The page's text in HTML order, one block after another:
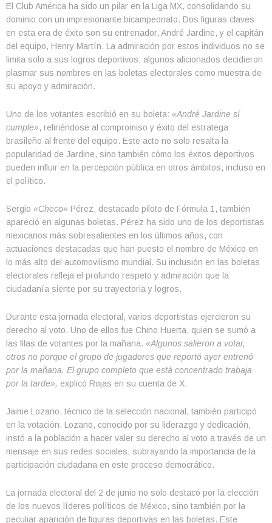
El Club América ha sido un pilar en la Liga MX, consolidando su
dominio con un impresionante bicampeonato. Dos figuras claves
en esta era de éxito son su entrenador, André Jardine, y el capitán
del equipo, Henry Martín. La admiración por estos individuos no se
limita solo a sus logros deportivos; algunos aficionados decidieron
plasmar sus nombres en las boletas electorales como muestra de
su apoyo y admiración.
Uno de los votantes escribió en su boleta: «André Jardine sí
cumple», refiriéndose al compromiso y éxito del estratega
brasileño al frente del equipo. Este acto no solo resalta la
popularidad de Jardine, sino también cómo los éxitos deportivos
pueden influir en la percepción pública en otros ámbitos, incluso en
el político.
Sergio «Checo» Pérez, destacado piloto de Fórmula 1, también
apareció en algunas boletas. Pérez ha sido uno de los deportistas
mexicanos más sobresalientes en los últimos años, con
actuaciones destacadas que han puesto el nombre de México en
lo más alto del automovilismo mundial. Su inclusión en las boletas
electorales refleja el profundo respeto y admiración que la
ciudadanía siente por su trayectoria y logros.
Durante esta jornada electoral, varios deportistas ejercieron su
derecho al voto. Uno de ellos fue Chino Huerta, quien se sumó a
las filas de votantes por la mañana. «Algunos salieron a votar,
otros no porque el grupo de jugadores que reportó ayer entrenó
por la mañana. El grupo completo que está concentrado trabaja
por la tarde», explicó Rojas en su cuenta de X.
Jaime Lozano, técnico de la selección nacional, también participó
en la votación. Lozano, conocido por su liderazgo y dedicación,
instó a la población a hacer valer su derecho al voto a través de un
mensaje en sus redes sociales, subrayando la importancia de la
participación ciudadana en este proceso democrático.
La jornada electoral del 2 de junio no solo destacó por la elección
de los nuevos líderes políticos de México, sino también por la
peculiar aparición de figuras deportivas en las boletas. Este